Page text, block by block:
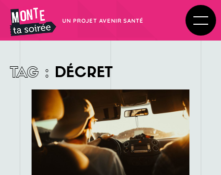
UN PROJET AVENIR SANTÉ
TAG : DÉCRET